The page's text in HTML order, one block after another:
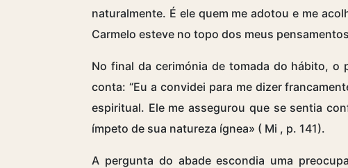
naturalmente. É ele quem me adotou e me
Carmelo esteve no topo dos meus
No final da cerimónia de tomada do hábito, o
conta: “Eu a convidei para me dizer
espiritual. Ele me assegurou que se sentia
ímpeto de sua natureza ígnea» ( Mi , p. 141).
A pergunta do abade escondia uma